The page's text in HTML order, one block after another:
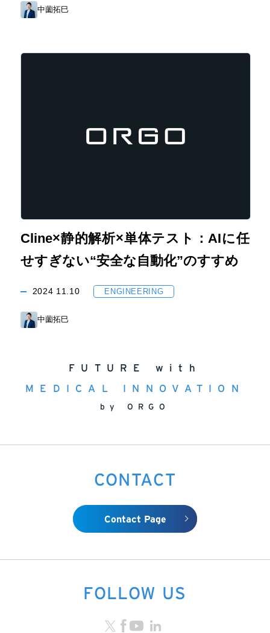
中薗拓巳
Cline×静的解析×単体テスト：AIに任
せすぎない“安全な自動化”のすすめ
2024 11.10 ENGINEERING
中薗拓巳
FUTURE with
MEDICAL INNOVATION
by ORGO
CONTACT
Contact Page
FOLLOW US